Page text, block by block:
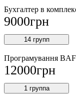
Бухгалтер в
9000грн
14 групп
Програмування BAF
12000грн
1 группа